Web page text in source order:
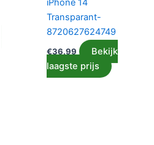
iPhone 14
Transparant-
8720627624749
€36.99
Bekijk
laagste prijs